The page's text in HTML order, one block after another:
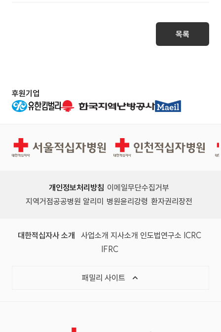
목록
후원기업
서울적십자병원 인천적십자병원
개인정보처리방침 이메일무단수집거부
지역거점공공병원 알리미
병원윤리강령 환자권리장전
대한적십자사 소개 사업소개 지사소개 인도법연구소 ICRC
IFRC
패밀리 사이트